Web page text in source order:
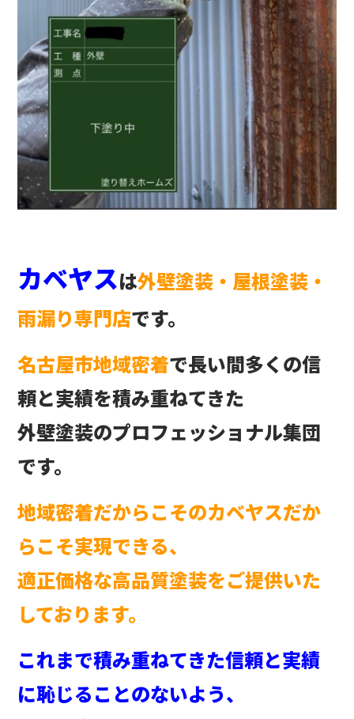
カベヤスは外壁塗装・屋根塗装・
雨漏り専門店です。
名古屋市地域密着で長い間多くの信
頼と実績を積み重ねてきた
外壁塗装のプロフェッショナル集団
です。
地域密着だからこそのカベヤスだか
らこそ実現できる、
適正価格な高品質塗装をご提供いた
しております。
これまで積み重ねてきた信頼と実績
に恥じることのないよう、